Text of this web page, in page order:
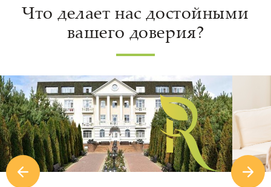
Что делает нас достойными
вашего доверия?